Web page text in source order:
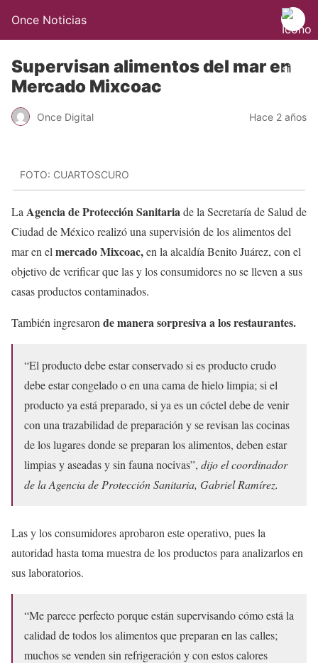
Once Noticias
Supervisan alimentos del mar en
Mercado Mixcoac
Once Digital Hace 2 años
FOTO: CUARTOSCURO
La Agencia de Protección Sanitariade la Secretaría de Salud de
Ciudad de México realizó una supervisión de los alimentos del
mar en el mercado Mixcoac,en la alcaldía Benito Juárez, con el
objetivo de verificar que las y los consumidores no se lleven a sus
casas productos contaminados.
También ingresaron de manera sorpresiva a los restaurantes.
“El producto debe estar conservado si es producto crudo
debe estar congelado o en una cama de hielo limpia; si el
producto ya está preparado, si ya es un cóctel debe de venir
con una trazabilidad de preparación y se revisan las cocinas
de los lugares donde se preparan los alimentos, deben estar
limpias y aseadas y sin fauna nocivas”, dijo el coordinador
de la Agencia de Protección Sanitaria, Gabriel Ramírez.
Las y los consumidores aprobaron este operativo, pues la
autoridad hasta toma muestra de los productos para analizarlos en
sus laboratorios.
“Me parece perfecto porque están supervisando cómo está la
calidad de todos los alimentos que preparan en las calles;
muchos se venden sin refrigeración y con estos calores